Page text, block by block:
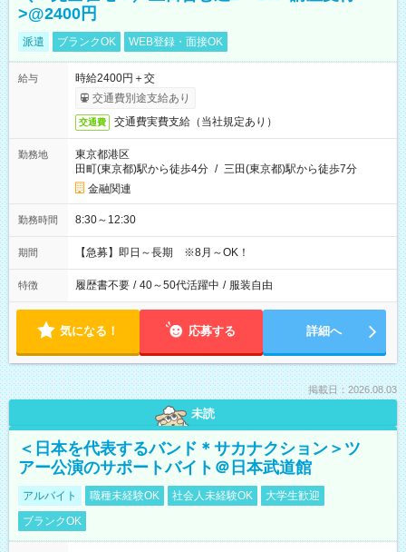
>@2400円
派遣 ブランクOK WEB登録・面接OK
給与
時給2400円＋交
交通費別途支給あり
交通費 交通費実費支給（当社規定あり）
勤務地
東京都港区
田町(東京都)駅から徒歩4分 / 三田(東京都)駅から徒歩7分
金融関連
勤務時間 8:30～12:30
期間 【急募】即日～長期 ※8月～OK！
特徴 履歴書不要 / 40～50代活躍中 / 服装自由
気になる！ 応募する 詳細へ
掲載日：2026.08.03
未読
＜日本を代表するバンド＊サカナクション＞ツ
アー公演のサポートバイト＠日本武道館
アルバイト 職種未経験OK 社会人未経験OK
大学生歓迎
ブランクOK